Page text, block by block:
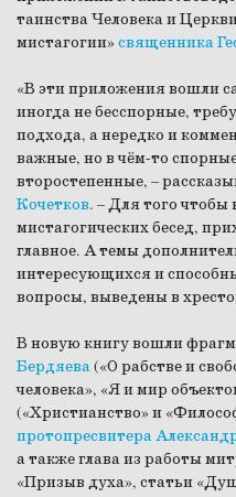
таинства Человека и
мистагогии» священника
«В эти приложения вошли
иногда не бесспорные,
подхода, а нередко и
важные, но в чём-то
второстепенные, –
Кочетков. – Для того чтобы
мистагогических бесед,
главное. А темы
интересующихся и
вопросы, выведены в
В новую книгу вошли
Бердяева(«О рабстве и
человека», «Я и мир
(«Христианство» и
протопресвитера
а также глава из работы
«Призыв духа», статьи